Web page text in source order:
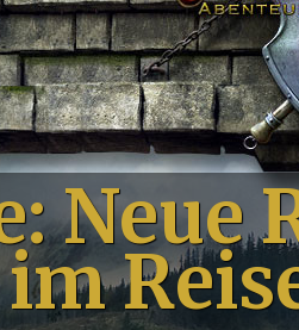
Neue